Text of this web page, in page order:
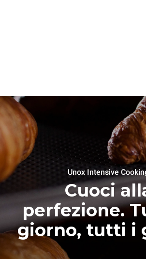
Unox Intensive
Cuoci
perfezione.
giorno, tutti i